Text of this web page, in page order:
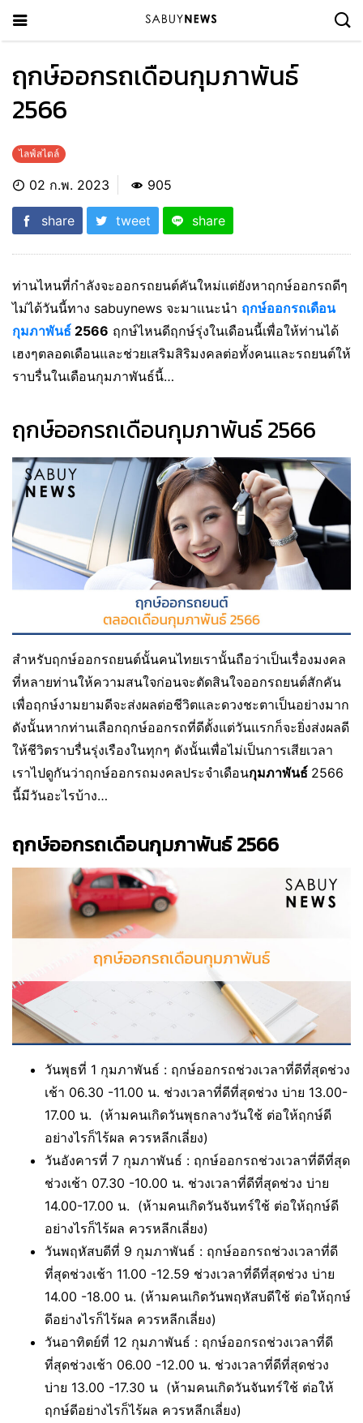
ฤกษ์ออกรถเดือนกุมภาพันธ์
2566
ไลฟ์สไตล์
02 ก.พ. 2023 905
share tweet share
ท่านไหนที่กำลังจะออกรถยนต์คันใหม่แต่ยังหาฤกษ์ออกรถดีๆ
ไม่ได้วันนี้ทาง sabuynews จะมาแนะนำ ฤกษ์ออกรถเดือน
กุมภาพันธ์ 2566 ฤกษ์ไหนดีฤกษ์รุ่งในเดือนนี้เพื่อให้ท่านได้
เฮงๆตลอดเดือนและช่วยเสริมสิริมงคลต่อทั้งคนและรถยนต์ให้
ราบรื่นในเดือนกุมภาพันธ์นี้…
ฤกษ์ออกรถเดือนกุมภาพันธ์ 2566
สำหรับฤกษ์ออกรถยนต์นั้นคนไทยเรานั้นถือว่าเป็นเรื่องมงคล
ที่หลายท่านให้ความสนใจก่อนจะตัดสินใจออกรถยนต์สักคัน
เพื่อฤกษ์งามยามดีจะส่งผลต่อชีวิตและดวงชะตาเป็นอย่างมาก
ดังนั้นหากท่านเลือกฤกษ์ออกรถที่ดีตั้งแต่วันแรกก็จะยิ่งส่งผลดี
ให้ชีวิตราบรื่นรุ่งเรืองในทุกๆ ดังนั้นเพื่อไม่เป็นการเสียเวลา
เราไปดูกันว่าฤกษ์ออกรถมงคลประจำเดือนกุมภาพันธ์ 2566
นี้มีวันอะไรบ้าง…
ฤกษ์ออกรถเดือนกุมภาพันธ์ 2566
วันพุธที่ 1 กุมภาพันธ์ : ฤกษ์ออกรถช่วงเวลาที่ดีที่สุดช่วง
เช้า 06.30 -11.00 น. ช่วงเวลาที่ดีที่สุดช่วง บ่าย 13.00-
17.00 น. (ห้ามคนเกิดวันพุธกลางวันใช้ ต่อให้ฤกษ์ดี
อย่างไรก็ไร้ผล ควรหลีกเลี่ยง)
วันอังคารที่ 7 กุมภาพันธ์ : ฤกษ์ออกรถช่วงเวลาที่ดีที่สุด
ช่วงเช้า 07.30 -10.00 น. ช่วงเวลาที่ดีที่สุดช่วง บ่าย
14.00-17.00 น. (ห้ามคนเกิดวันจันทร์ใช้ ต่อให้ฤกษ์ดี
อย่างไรก็ไร้ผล ควรหลีกเลี่ยง)
วันพฤหัสบดีที่ 9 กุมภาพันธ์ : ฤกษ์ออกรถช่วงเวลาที่ดี
ที่สุดช่วงเช้า 11.00 -12.59 ช่วงเวลาที่ดีที่สุดช่วง บ่าย
14.00 -18.00 น. (ห้ามคนเกิดวันพฤหัสบดีใช้ ต่อให้ฤกษ์
ดีอย่างไรก็ไร้ผล ควรหลีกเลี่ยง)
วันอาทิตย์ที่ 12 กุมภาพันธ์ : ฤกษ์ออกรถช่วงเวลาที่ดี
ที่สุดช่วงเช้า 06.00 -12.00 น. ช่วงเวลาที่ดีที่สุดช่วง
บ่าย 13.00 -17.30 น (ห้ามคนเกิดวันจันทร์ใช้ ต่อให้
ฤกษ์ดีอย่างไรก็ไร้ผล ควรหลีกเลี่ยง)